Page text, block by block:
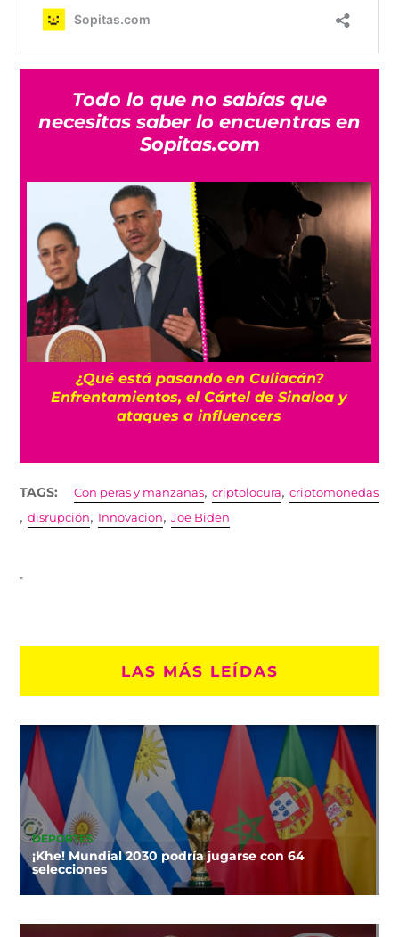
Todo lo que no sabías que
necesitas saber lo encuentras en
Sopitas.com
¿Qué está pasando en Culiacán?
Enfrentamientos, el Cártel de Sinaloa y
ataques a influencers
TAGS: Con peras y manzanas,criptolocura,criptomonedas
,disrupción, Innovacion,Joe Biden
LAS MÁS LEÍDAS
DEPORTES
¡Khe! Mundial 2030 podría jugarse con 64
selecciones